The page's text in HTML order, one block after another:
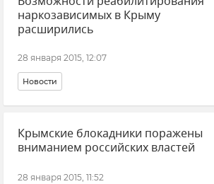
наркозависимых в Крыму
расширились
28 января 2015, 12:07
Новости
Крымские блокадники поражены
вниманием российских властей
28 января 2015, 11:52